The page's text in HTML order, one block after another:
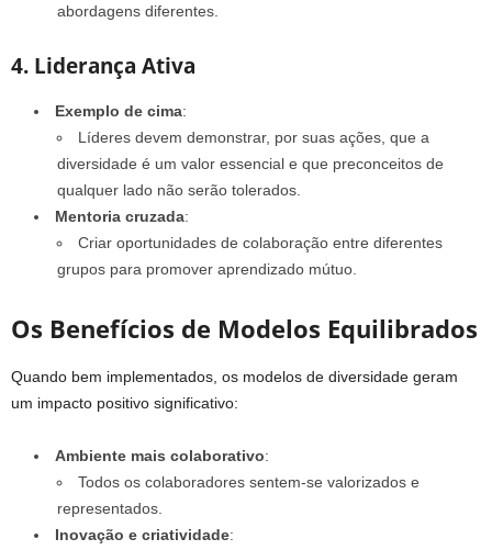
abordagens diferentes.
4. Liderança Ativa
Exemplo de cima:
Líderes devem demonstrar, por suas ações, que a
diversidade é um valor essencial e que preconceitos de
qualquer lado não serão tolerados.
Mentoria cruzada:
Criar oportunidades de colaboração entre diferentes
grupos para promover aprendizado mútuo.
Os Benefícios de Modelos Equilibrados
Quando bem implementados, os modelos de diversidade geram
um impacto positivo significativo:
Ambiente mais colaborativo:
Todos os colaboradores sentem-se valorizados e
representados.
Inovação e criatividade: